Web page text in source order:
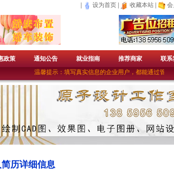
设为首页 收藏本站
政策 通知公告 就业指南 推荐商家
联系
温馨提示：填写真实信息的企业用户，都能通过管
历详细信息